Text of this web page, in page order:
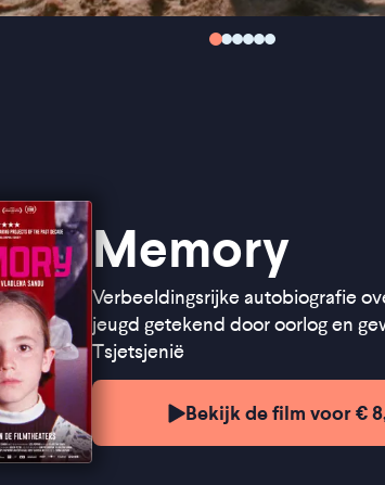
Memory
Verbeeldingsrijke autobiografie
jeugd getekend door oorlog en
Tsjetsjenië
Bekijk de film voor €